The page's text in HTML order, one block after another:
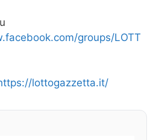
groups/LOTT
lottogazzetta.it/